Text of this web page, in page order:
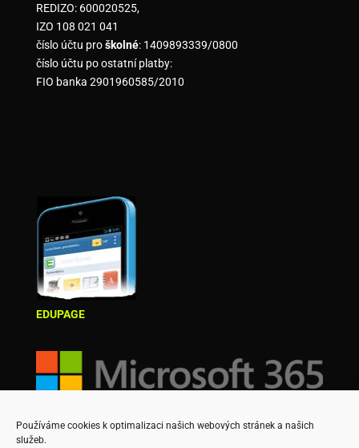
Používáme cookies k optimalizaci našich webových stránek a našich
služeb.
REDIZO: 600020525,
IZO 108 021 041
číslo účtu proškolné: 1409893339/0800
číslo účtu po ostatní platby:
FIO banka 2901960585/2010
EDUPAGE